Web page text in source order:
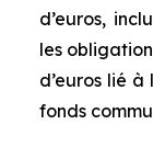
d’euros,
les
d’euros lié
fonds